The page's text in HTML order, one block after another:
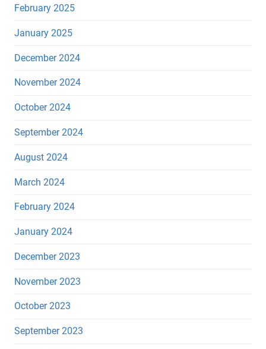
February 2025
January 2025
December 2024
November 2024
October 2024
September 2024
August 2024
March 2024
February 2024
January 2024
December 2023
November 2023
October 2023
September 2023